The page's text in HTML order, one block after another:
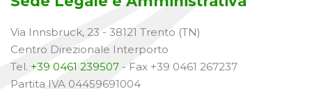
Via Innsbruck, 23 - 38121 Trento (TN)
Centro Direzionale Interporto
Tel. +39 0461 239507 - Fax +39 0461 267237
Partita IVA 04459691004